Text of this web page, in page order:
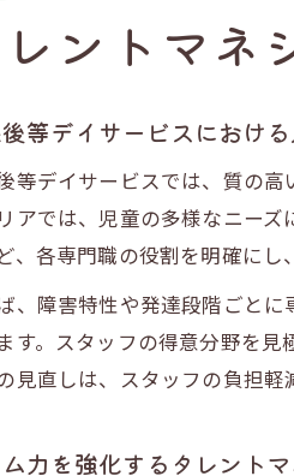
ントマネ
等デイサービスにおけ
等デイサービスでは、質の
アでは、児童の多様なニー
、各専門職の役割を明確にし
、障害特性や発達段階ごと
す。スタッフの得意分野を
見直しは、スタッフの負担軽
力を強化するタレント